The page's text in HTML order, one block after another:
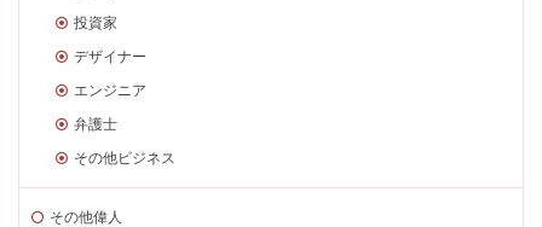
投資家
デザイナー
エンジニア
弁護士
その他ビジネス
その他偉人